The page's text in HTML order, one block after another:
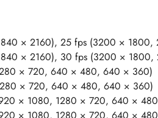
× 2160), 25 fps (3200 ×
× 2160), 30 fps (3200 ×
× 720, 640 × 480, 640 × 360)
× 720, 640 × 480, 640 × 360)
× 1080, 1280 × 720, 640 ×
× 1080, 1280 × 720, 640 ×